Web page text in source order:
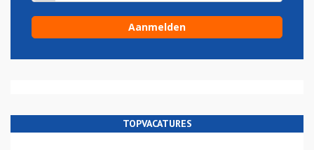
TOPVACATURES